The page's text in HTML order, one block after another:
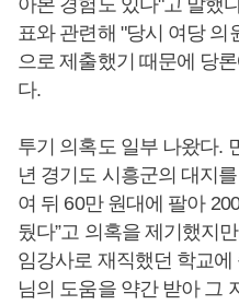
아본 경험도 있다"고 말했
표와 관련해 "당시 여당 의
으로 제출했기 때문에 당
다.
투기 의혹도 일부 나왔다.
년 경기도 시흥군의 대지
여 뒤 60만 원대에 팔아
뒀다”고 의혹을 제기했지
임강사로 재직했던 학교
님의 도움을 약간 받아 그